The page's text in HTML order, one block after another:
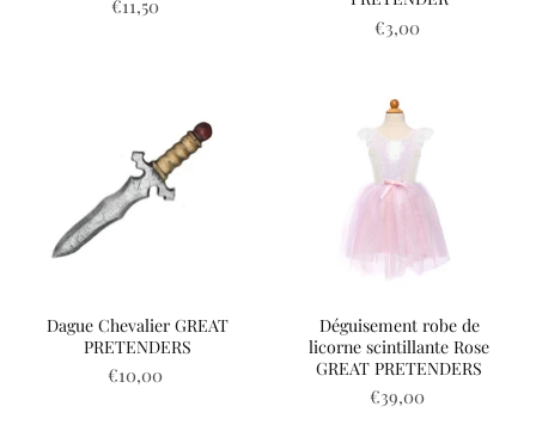
€11,50
€3,00
Dague Chevalier GREAT
PRETENDERS
€10,00
Déguisement robe de
licorne scintillante Rose
GREAT PRETENDERS
€39,00